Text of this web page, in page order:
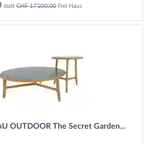
stattCHF 17'200.00Frei Haus
OUTDOOR The Secret Garden...